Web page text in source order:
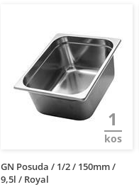
1
kos
GN Posuda / 1/2 / 150mm /
9,5l / Royal